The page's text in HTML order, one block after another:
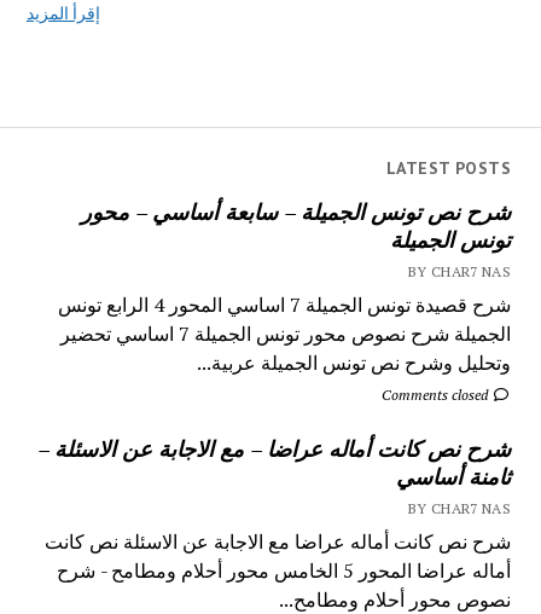
LATEST POSTS
شرح نص تونس الجميلة – سابعة أساسي – محور
تونس الجميلة
BY CHAR7 NAS
شرح قصيدة تونس الجميلة 7 اساسي المحور 4 الرابع تونس
الجميلة شرح نصوص محور تونس الجميلة 7 اساسي تحضير
وتحليل وشرح نص تونس الجميلة عربية...
Comments closed
شرح نص كانت أماله عراضا – مع الاجابة عن الاسئلة –
ثامنة أساسي
BY CHAR7 NAS
شرح نص كانت أماله عراضا مع الاجابة عن الاسئلة نص كانت
أماله عراضا المحور 5 الخامس محور أحلام ومطامح - شرح
نصوص محور أحلام ومطامح...
إقرأ المزيد